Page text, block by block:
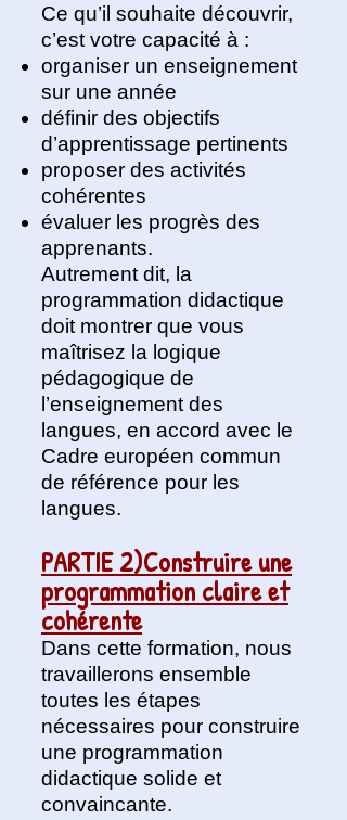
Ce qu’il souhaite découvrir,
c’est votre capacité à :
organiser un enseignement
sur une année
définir des objectifs
d’apprentissage pertinents
proposer des activités
cohérentes
évaluer les progrès des
apprenants.
Autrement dit, la
programmation didactique
doit montrer que vous
maîtrisez la logique
pédagogique de
l’enseignement des
langues, en accord avec le
Cadre européen commun
de référence pour les
langues.
PARTIE 2)Construire une
programmation claire et
cohérente
Dans cette formation, nous
travaillerons ensemble
toutes les étapes
nécessaires pour construire
une programmation
didactique solide et
convaincante.